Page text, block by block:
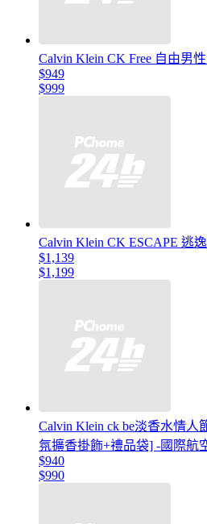
Calvin Klein CK Free 自由男
$949
$999
Calvin Klein CK ESCAPE 逃
$1,139
$1,199
Calvin Klein ck be淡香水情人
氛擴香掛飾+禮品袋] -國際航
$940
$990